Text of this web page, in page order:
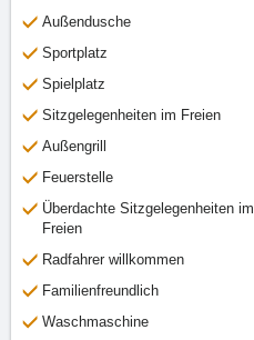
Außendusche
Sportplatz
Spielplatz
Sitzgelegenheiten im Freien
Außengrill
Feuerstelle
Überdachte Sitzgelegenheiten im
Freien
Radfahrer willkommen
Familienfreundlich
Waschmaschine